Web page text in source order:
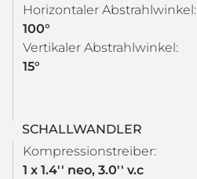
Horizontaler Abstrahlwinkel:
100°
Vertikaler Abstrahlwinkel:
15°
SCHALLWANDLER
Kompressionstreiber:
1 x 1.4'' neo, 3.0'' v.c